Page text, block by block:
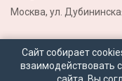
Москва, ул.
Сайт собирает
взаимодействовать